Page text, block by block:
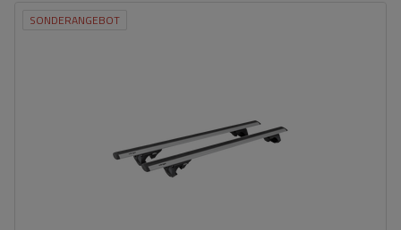
SONDERANGEBOT